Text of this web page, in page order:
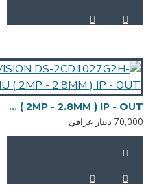
HIKVISION DS-2CD1027G2H-LIU ( 2MP - 2.8MM ) IP - OUT